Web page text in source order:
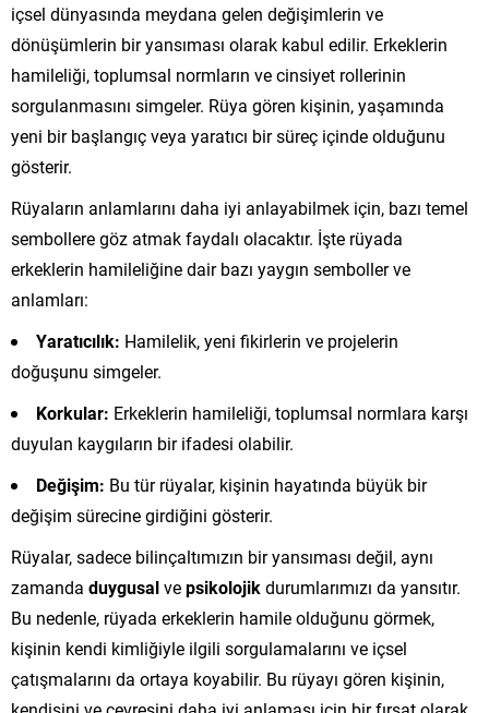
içsel dünyasında meydana gelen değişimlerin ve
dönüşümlerin bir yansıması olarak kabul edilir. Erkeklerin
hamileliği, toplumsal normların ve cinsiyet rollerinin
sorgulanmasını simgeler. Rüya gören kişinin, yaşamında
yeni bir başlangıç veya yaratıcı bir süreç içinde olduğunu
gösterir.
Rüyaların anlamlarını daha iyi anlayabilmek için, bazı temel
sembollere göz atmak faydalı olacaktır. İşte rüyada
erkeklerin hamileliğine dair bazı yaygın semboller ve
anlamları:
Yaratıcılık: Hamilelik, yeni fikirlerin ve projelerin
doğuşunu simgeler.
Korkular: Erkeklerin hamileliği, toplumsal normlara karşı
duyulan kaygıların bir ifadesi olabilir.
Değişim: Bu tür rüyalar, kişinin hayatında büyük bir
değişim sürecine girdiğini gösterir.
Rüyalar, sadece bilinçaltımızın bir yansıması değil, aynı
zamanda duygusalvepsikolojikdurumlarımızı da yansıtır.
Bu nedenle, rüyada erkeklerin hamile olduğunu görmek,
kişinin kendi kimliğiyle ilgili sorgulamalarını ve içsel
çatışmalarını da ortaya koyabilir. Bu rüyayı gören kişinin,